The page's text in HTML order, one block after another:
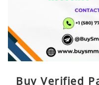
Buy Verified